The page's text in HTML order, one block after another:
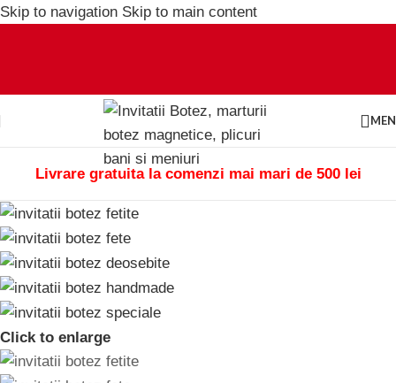
Skip to navigation Skip to main content
Livrare gratuita la comenzi mai mari de 500 lei
Click to enlarge